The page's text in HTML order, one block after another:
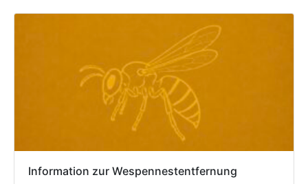
Information zur Wespennestentfernung